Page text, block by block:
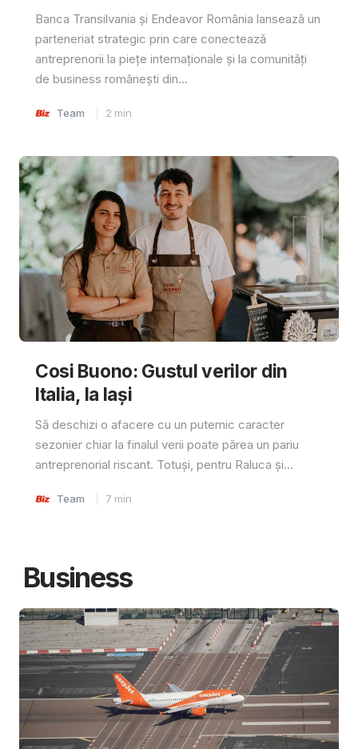
Banca Transilvania și Endeavor România lansează un
parteneriat strategic prin care conectează
antreprenorii la piețe internaționale și la comunități
de business românești din...
Team 2 min
Cosi Buono: Gustul verilor din
Italia, la Iași
Să deschizi o afacere cu un puternic caracter
sezonier chiar la finalul verii poate părea un pariu
antreprenorial riscant. Totuși, pentru Raluca și...
Team 7 min
Business